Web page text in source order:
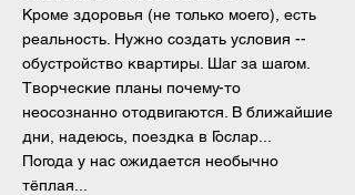
Кроме здоровья (не только моего), есть
реальность. Нужно создать условия --
обустройство квартиры. Шаг за шагом.
Творческие планы почему-то
неосознанно отодвигаются. В ближайшие
дни, надеюсь, поездка в Гослар...
Погода у нас ожидается необычно
тёплая...